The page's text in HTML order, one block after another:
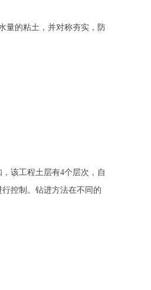
量的粘土，并对称夯实，防
该工程土层有4个层次，自
控制。钻进方法在不同的